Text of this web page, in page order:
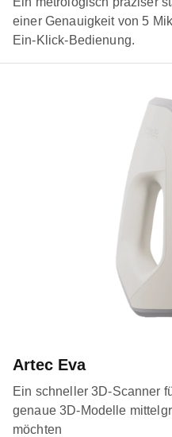
einer Genauigkeit von 5
Ein-Klick-Bedienung.
Artec Eva
Ein schneller 3D-Scanner
genaue 3D-Modelle
möchten